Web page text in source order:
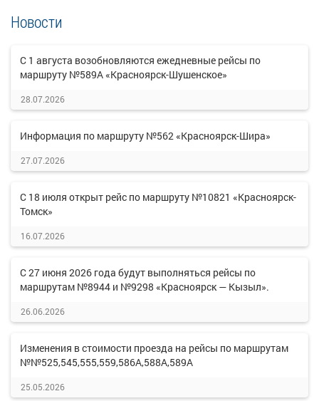
Новости
С 1 августа возобновляются ежедневные рейсы по
маршруту №589А «Красноярск-Шушенское»
28.07.2026
Информация по маршруту №562 «Красноярск-Шира»
27.07.2026
С 18 июля открыт рейс по маршруту №10821 «Красноярск-
Томск»
16.07.2026
С 27 июня 2026 года будут выполняться рейсы по
маршрутам №8944 и №9298 «Красноярск — Кызыл».
26.06.2026
Изменения в стоимости проезда на рейсы по маршрутам
№№525,545,555,559,586А,588А,589А
25.05.2026